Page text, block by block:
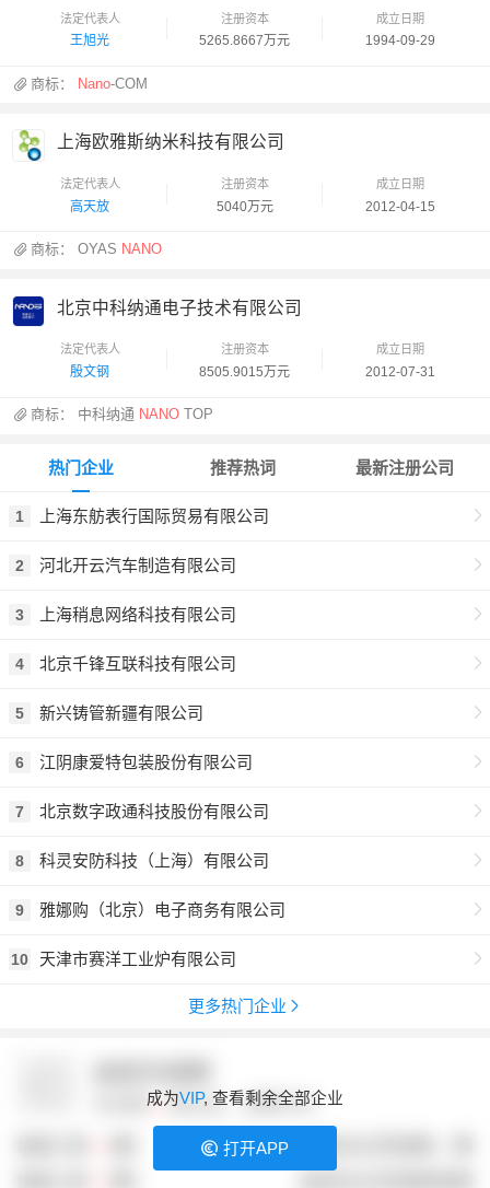
法定代表人
王旭光
注册资本
5265.8667万元
成立日期
1994-09-29
商标： Nano-COM
上海欧雅斯纳米科技有限公司
法定代表人
高天放
注册资本
5040万元
成立日期
2012-04-15
商标：OYAS NANO
北京中科纳通电子技术有限公司
法定代表人
殷文钢
注册资本
8505.9015万元
成立日期
2012-07-31
商标： 中科纳通 NANO TOP
热门企业
1 上海东舫表行国际贸易有限公司
2 河北开云汽车制造有限公司
3 上海稍息网络科技有限公司
4 北京千锋互联科技有限公司
5 新兴铸管新疆有限公司
6 江阴康爱特包装股份有限公司
7 北京数字政通科技股份有限公司
8 科灵安防科技（上海）有限公司
9 雅娜购（北京）电子商务有限公司
10 天津市赛洋工业炉有限公司
更多热门企业
推荐热词 最新注册公司
成为VIP, 查看剩余全部企业
打开APP